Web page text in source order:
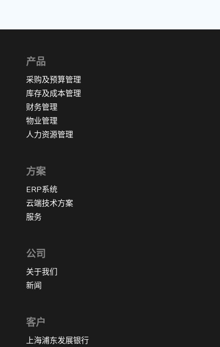
产品
采购及预算管理
库存及成本管理
财务管理
物业管理
人力资源管理
方案
ERP系统
云端技术方案
服务
公司
关于我们
新闻
客户
上海浦东发展银行